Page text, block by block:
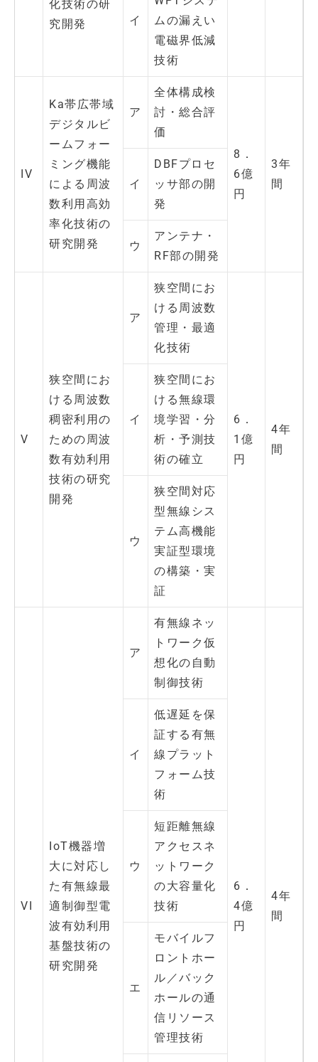
化技術の研
究開発
イ
ムの漏えい
電磁界低減
技術
IV
Ka帯広帯域
デジタルビ
ームフォー
ミング機能
による周波
数利用高効
率化技術の
研究開発
ア
全体構成検
討・総合評
価
8．
6億
円
3年
間
イ
DBFプロセ
ッサ部の開
発
ウ
アンテナ・
RF部の開発
V
狭空間にお
ける周波数
稠密利用の
ための周波
数有効利用
技術の研究
開発
ア
狭空間にお
ける周波数
管理・最適
化技術
6．
1億
円
4年
間
イ
狭空間にお
ける無線環
境学習・分
析・予測技
術の確立
ウ
狭空間対応
型無線シス
テム高機能
実証型環境
の構築・実
証
VI
IoT機器増
大に対応し
た有無線最
適制御型電
波有効利用
基盤技術の
研究開発
ア
有無線ネッ
トワーク仮
想化の自動
制御技術
6．
4億
円
4年
間
イ
低遅延を保
証する有無
線プラット
フォーム技
術
ウ
短距離無線
アクセスネ
ットワーク
の大容量化
技術
エ
モバイルフ
ロントホー
ル／バック
ホールの通
信リソース
管理技術